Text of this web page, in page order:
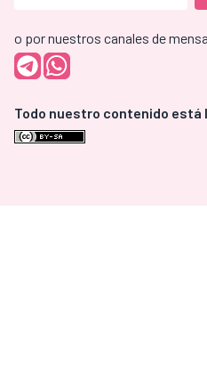
o por nuestros canales de
Todo nuestro contenido está